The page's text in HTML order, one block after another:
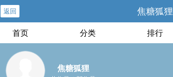
返回 焦糖狐狸
首页 分类 排行
焦糖狐狸